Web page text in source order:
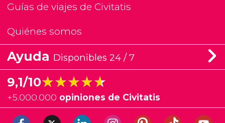
Guías de viajes de Civitatis
Quiénes somos
Ayuda Disponibles 24 / 7
9,1/10★★★★★
★★★★★
+5.000.000 opiniones de Civitatis